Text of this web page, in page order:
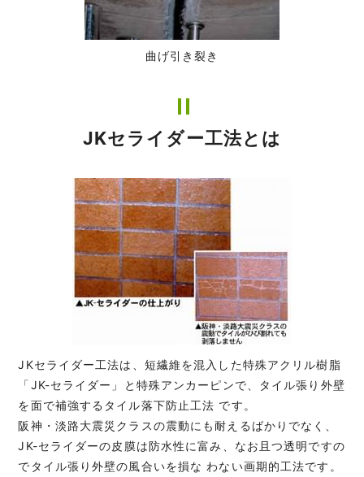
曲げ引き裂き
JKセライダー工法とは
JKセライダー工法は、短繊維を混入した特殊アクリル樹脂
「JK-セライダー」と特殊アンカーピンで、タイル張り外壁
を面で補強するタイル落下防止工法 です。
阪神・淡路大震災クラスの震動にも耐えるばかりでなく、
JK-セライダーの皮膜は防水性に富み、なお且つ透明ですの
でタイル張り外壁の風合いを損な わない画期的工法です。